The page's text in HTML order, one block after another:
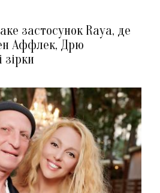
застосунок Raya, де
Аффлек, Дрю
зірки